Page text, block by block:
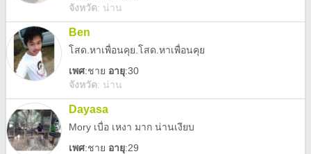
จังหวัด: น่าน
Ben
โสด.หาเพื่อนคุย.โสด.หาเพื่อนคุย
เพศ:ชาย อายุ:30
จังหวัด: น่าน
Dayasa
Mory เบื่อ เหงา มาก น่านเงียบ
เพศ:ชาย อายุ:29